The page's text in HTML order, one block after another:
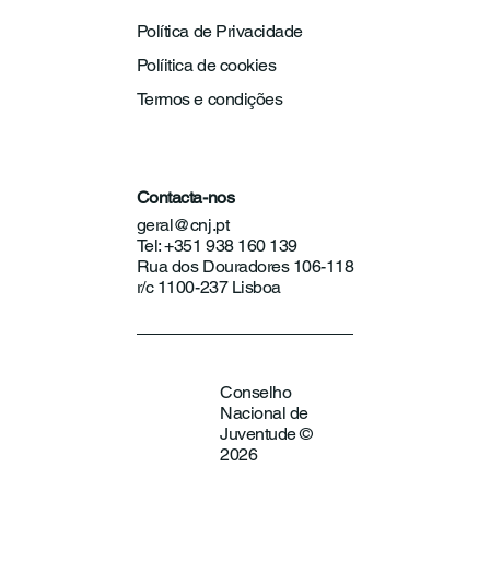
Política de Privacidade
Termos e condições
Políitica de cookies
Contacta-nos
geral@cnj.pt
Tel: +351 938 160 139
Rua dos Douradores 106-118
r/c 1100-237 Lisboa
Conselho
Nacional de
Juventude ©
2026